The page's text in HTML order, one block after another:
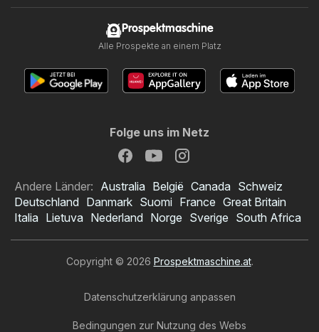
Prospektmaschine
Alle Prospekte an einem Platz
Folge uns im Netz
Andere Länder: Australia België Canada Schweiz
Deutschland Danmark Suomi France Great Britain
Italia Lietuva Nederland Norge Sverige South Africa
Copyright © 2026 Prospektmaschine.at.
Datenschutzerklärung anpassen
Bedingungen zur Nutzung des Webs